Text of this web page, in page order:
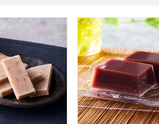
士屋 紫雲石 6個入【年間ギフト】
小男鹿本舗 冨士屋 水